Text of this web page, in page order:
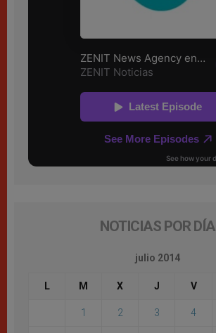
NOTICIAS POR DÍA
julio 2014
L M X J V
1 2 3 4